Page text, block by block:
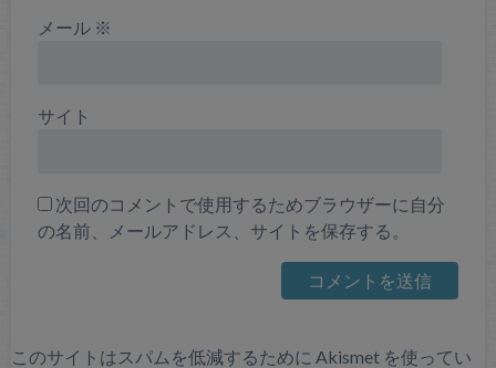
メール ※
サイト
次回のコメントで使用するためブラウザーに自分
の名前、メールアドレス、サイトを保存する。
このサイトはスパムを低減するために Akismet を使ってい